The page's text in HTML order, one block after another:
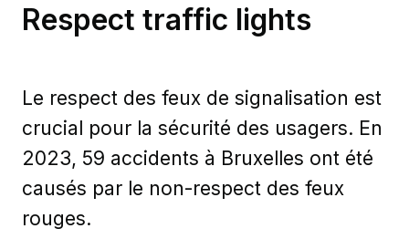
Respect traffic lights
Le respect des feux de signalisation est
crucial pour la sécurité des usagers. En
2023, 59 accidents à Bruxelles ont été
causés par le non-respect des feux
rouges.